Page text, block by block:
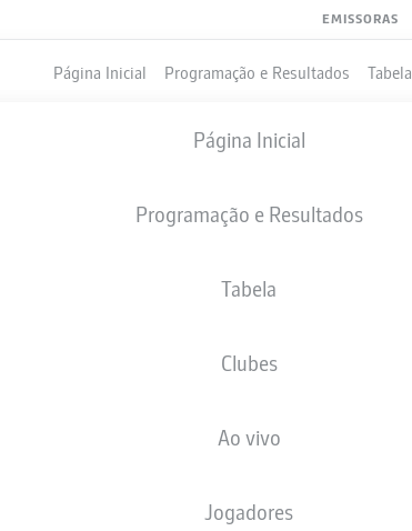
EMISSORAS
Página Inicial Programação e Resultados Tabela
Página Inicial
Programação e Resultados
Tabela
Clubes
Ao vivo
Jogadores
28.02.2005